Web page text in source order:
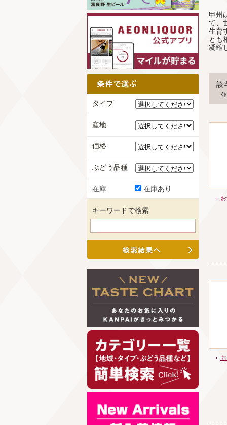
甲州
て、
生育
とも
凝縮
該
タイプ
産地
価格
ぶどう品種
在庫 在庫あり
キーワードで検索